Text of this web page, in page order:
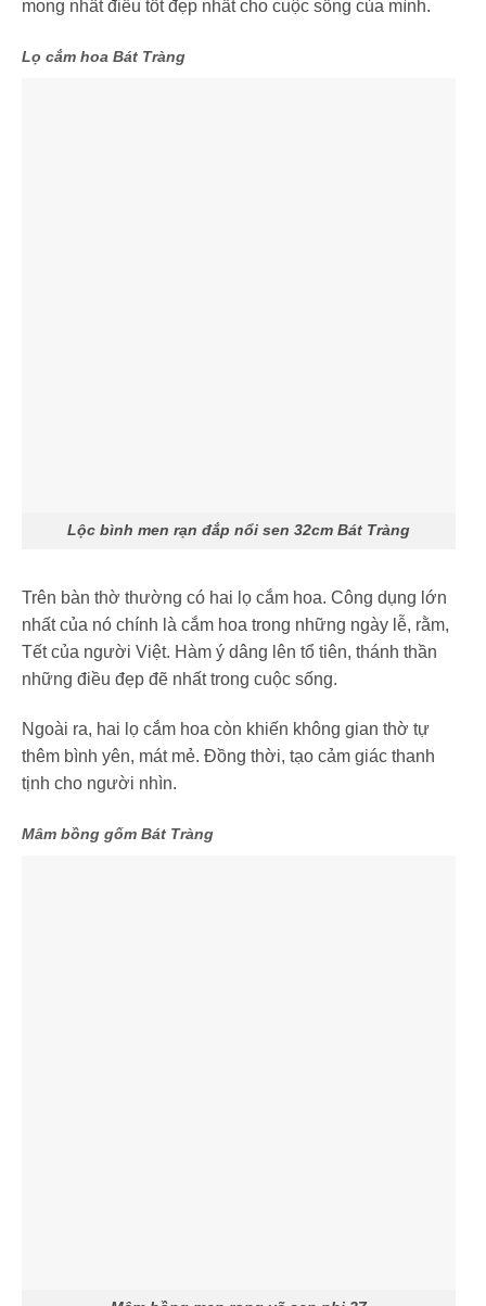
mong nhất điều tốt đẹp nhất cho cuộc sống của mình.
Lọ cắm hoa Bát Tràng
Lộc bình men rạn đắp nổi sen 32cm Bát Tràng
Trên bàn thờ thường có hai lọ cắm hoa. Công dụng lớn
nhất của nó chính là cắm hoa trong những ngày lễ, rằm,
Tết của người Việt. Hàm ý dâng lên tổ tiên, thánh thần
những điều đẹp đẽ nhất trong cuộc sống.
Ngoài ra, hai lọ cắm hoa còn khiến không gian thờ tự
thêm bình yên, mát mẻ. Đồng thời, tạo cảm giác thanh
tịnh cho người nhìn.
Mâm bồng gốm Bát Tràng